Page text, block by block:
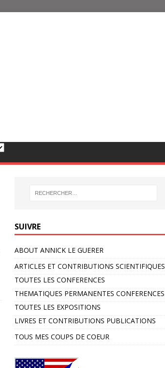
SUIVRE
ABOUT ANNICK LE GUERER
ARTICLES ET CONTRIBUTIONS SCIENTIFIQUES
TOUTES LES CONFERENCES
THEMATIQUES PERMANENTES CONFERENCES
TOUTES LES EXPOSITIONS
LIVRES ET CONTRIBUTIONS PUBLICATIONS
TOUS MES COUPS DE COEUR